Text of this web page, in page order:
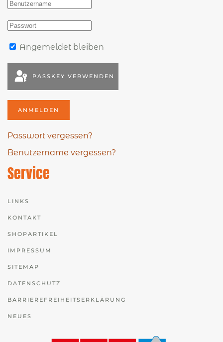
Angemeldet bleiben
PASSKEY VERWENDEN
ANMELDEN
Passwort vergessen?
Benutzername vergessen?
Service
LINKS
KONTAKT
SHOPARTIKEL
IMPRESSUM
SITEMAP
DATENSCHUTZ
BARRIEREFREIHEITSERKLÄRUNG
NEUES